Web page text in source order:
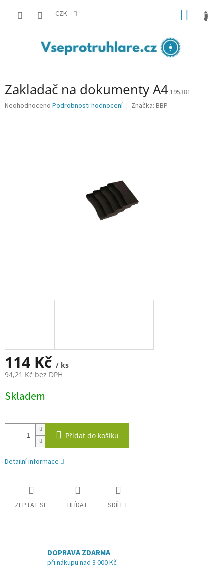
CZK
Zakladač na dokumenty A4195381
Průměrné
Neohodnoceno Podrobnosti hodnocení Značka: BBP
114 Kč / ks
94,21 Kč bez DPH
cena:
Skladem
Přidat do košíku
Detailní informace
ZEPTAT SE HLÍDAT SDÍLET
DOPRAVA ZDARMA
při nákupu nad 3 000 Kč